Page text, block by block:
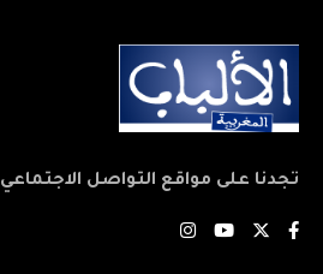
تجدنا على مواقع التواصل الاجتماعي